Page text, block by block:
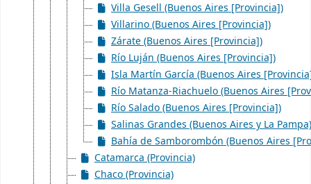
Villa Gesell (Buenos Aires [Provincia])
Villarino (Buenos Aires [Provincia])
Zárate (Buenos Aires [Provincia])
Río Luján (Buenos Aires [Provincia])
Isla Martín García (Buenos Aires
Río Matanza-Riachuelo (Buenos Aires
Río Salado (Buenos Aires [Provincia])
Salinas Grandes (Buenos Aires y La Pampa)
Bahía de Samborombón (Buenos Aires
Catamarca (Provincia)
Chaco (Provincia)